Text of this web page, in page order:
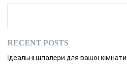
RECENT POSTS
Ідеальні шпалери для вашої кімнати